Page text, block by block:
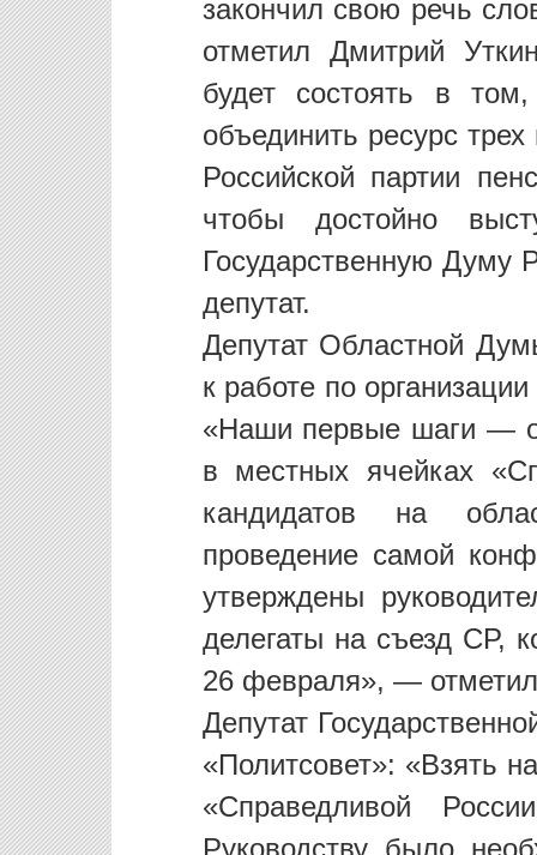
закончил свою речь
отметил Дмитрий
будет состоять в
объединить ресурс
Российской партии
чтобы достойно
Государственную
депутат.
Депутат Областной
к работе по
«Наши первые шаги —
в местных ячейках
кандидатов на
проведение самой
утверждены
делегаты на съезд СР,
26 февраля», —
Депутат
«Политсовет»: «Взять
«Справедливой